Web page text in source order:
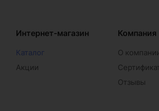
Интернет-магазин
Каталог
Акции
Компания
О
Отзывы